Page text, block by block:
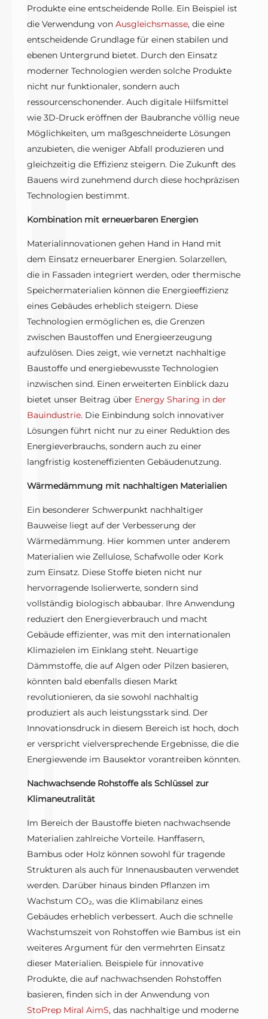
Produkte eine entscheidende Rolle. Ein Beispiel ist
die Verwendung von Ausgleichsmasse, die eine
entscheidende Grundlage für einen stabilen und
ebenen Untergrund bietet. Durch den Einsatz
moderner Technologien werden solche Produkte
nicht nur funktionaler, sondern auch
ressourcenschonender. Auch digitale Hilfsmittel
wie 3D-Druck eröffnen der Baubranche völlig neue
Möglichkeiten, um maßgeschneiderte Lösungen
anzubieten, die weniger Abfall produzieren und
gleichzeitig die Effizienz steigern. Die Zukunft des
Bauens wird zunehmend durch diese hochpräzisen
Technologien bestimmt.
Kombination mit erneuerbaren Energien
Materialinnovationen gehen Hand in Hand mit
dem Einsatz erneuerbarer Energien. Solarzellen,
die in Fassaden integriert werden, oder thermische
Speichermaterialien können die Energieeffizienz
eines Gebäudes erheblich steigern. Diese
Technologien ermöglichen es, die Grenzen
zwischen Baustoffen und Energieerzeugung
aufzulösen. Dies zeigt, wie vernetzt nachhaltige
Baustoffe und energiebewusste Technologien
inzwischen sind. Einen erweiterten Einblick dazu
bietet unser Beitrag über Energy Sharing in der
Bauindustrie. Die Einbindung solch innovativer
Lösungen führt nicht nur zu einer Reduktion des
Energieverbrauchs, sondern auch zu einer
langfristig kosteneffizienten Gebäudenutzung.
Wärmedämmung mit nachhaltigen Materialien
Ein besonderer Schwerpunkt nachhaltiger
Bauweise liegt auf der Verbesserung der
Wärmedämmung. Hier kommen unter anderem
Materialien wie Zellulose, Schafwolle oder Kork
zum Einsatz. Diese Stoffe bieten nicht nur
hervorragende Isolierwerte, sondern sind
vollständig biologisch abbaubar. Ihre Anwendung
reduziert den Energieverbrauch und macht
Gebäude effizienter, was mit den internationalen
Klimazielen im Einklang steht. Neuartige
Dämmstoffe, die auf Algen oder Pilzen basieren,
könnten bald ebenfalls diesen Markt
revolutionieren, da sie sowohl nachhaltig
produziert als auch leistungsstark sind. Der
Innovationsdruck in diesem Bereich ist hoch, doch
er verspricht vielversprechende Ergebnisse, die die
Energiewende im Bausektor vorantreiben könnten.
Nachwachsende Rohstoffe als Schlüssel zur
Klimaneutralität
Im Bereich der Baustoffe bieten nachwachsende
Materialien zahlreiche Vorteile. Hanffasern,
Bambus oder Holz können sowohl für tragende
Strukturen als auch für Innenausbauten verwendet
werden. Darüber hinaus binden Pflanzen im
Wachstum CO₂, was die Klimabilanz eines
Gebäudes erheblich verbessert. Auch die schnelle
Wachstumszeit von Rohstoffen wie Bambus ist ein
weiteres Argument für den vermehrten Einsatz
dieser Materialien. Beispiele für innovative
Produkte, die auf nachwachsenden Rohstoffen
basieren, finden sich in der Anwendung von
StoPrep Miral AimS, das nachhaltige und moderne